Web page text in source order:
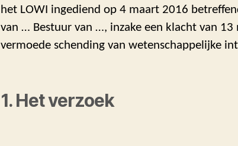
het LOWI ingediend op 4 maart 2016
van … Bestuur van …, inzake een klacht van
vermoede schending van wetenschappelijke
1. Het verzoek